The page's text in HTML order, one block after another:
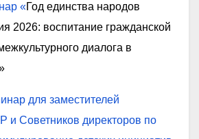
«Год единства народов
2026: воспитание гражданской
диалога в
для заместителей
и Советников директоров по